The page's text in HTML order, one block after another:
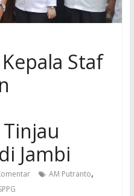
Staf
Jambi
AM Putranto,